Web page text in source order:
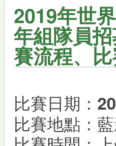
2019年世
年組隊員
賽流程、
比賽日期：
比賽地點：